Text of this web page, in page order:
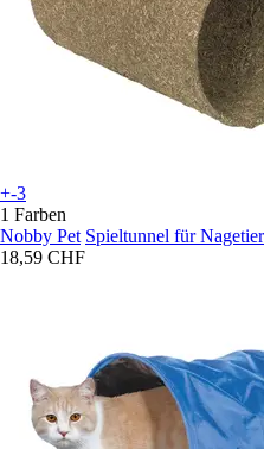
+-3
1 Farben
Nobby Pet Spieltunnel für
18,59 CHF